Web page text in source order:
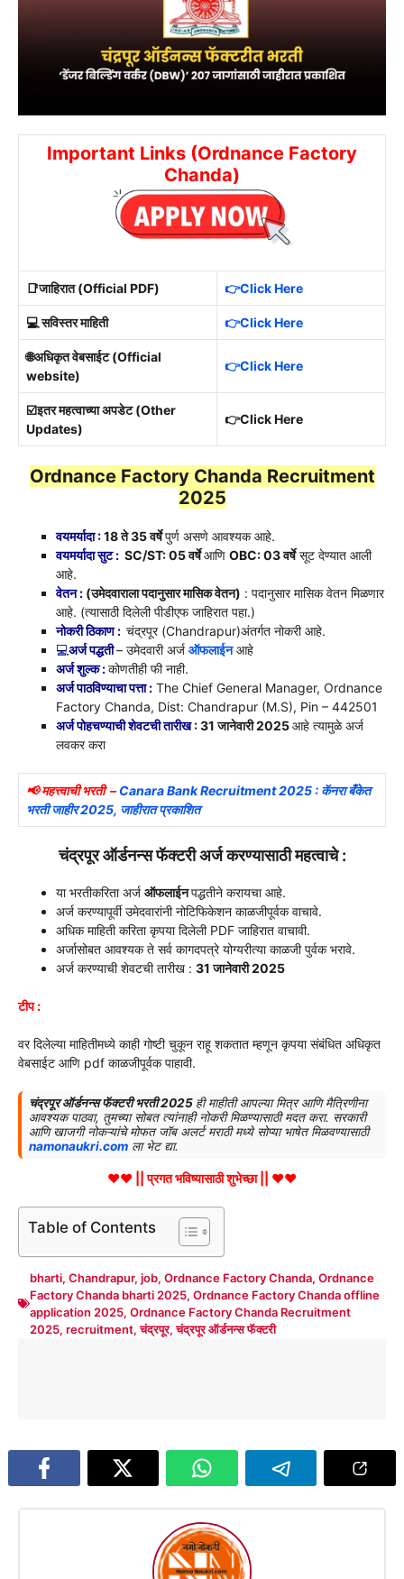
Important Links (Ordnance Factory
Chanda)
📑जाहिरात (Official PDF) 👉Click Here
💻 सविस्तर माहिती 👉Click Here
🌐अधिकृत वेबसाईट (Official
website)
👉Click Here
☑️इतर महत्वाच्या अपडेट (Other
Updates)
👉Click Here
Ordnance Factory Chanda Recruitment
2025
वयमर्यादा :18 ते 35 वर्षेपुर्ण असणे आवश्यक आहे.
वयमर्यादा सुट : SC/ST: 05 वर्षेआणि OBC: 03 वर्षेसूट देण्यात आली
आहे.
वेतन : (उमेदवाराला पदानुसार मासिक वेतन) : पदानुसार मासिक वेतन मिळणार
आहे. (त्यासाठी दिलेली पीडीएफ जाहिरात पहा.)
नोकरी ठिकाण : चंद्रपूर (Chandrapur)अंतर्गत नोकरी आहे.
💻अर्ज पद्धती– उमेदवारी अर्ज ऑफलाईनआहे
अर्ज शुल्क :कोणतीही फी नाही.
अर्ज पाठविण्याचा पत्ता : The Chief General Manager, Ordnance
Factory Chanda, Dist: Chandrapur (M.S), Pin – 442501
अर्ज पोहचण्याची शेवटची तारीख: 31 जानेवारी 2025आहे त्यामुळे अर्ज
लवकर करा
📢 महत्त्वाची भरती –Canara Bank Recruitment 2025 : कॅनरा बँकेत
भरती जाहीर 2025, जाहीरात प्रकाशित
चंद्रपूर ऑर्डनन्स फॅक्टरी अर्ज करण्यासाठी महत्वाचे :
या भरतीकरिता अर्ज ऑफलाईनपद्धतीने करायचा आहे.
अर्ज करण्यापूर्वी उमेदवारांनी नोटिफिकेशन काळजीपूर्वक वाचावे.
अधिक माहिती करिता कृपया दिलेली PDF जाहिरात वाचावी.
अर्जासोबत आवश्यक ते सर्व कागदपत्रे योग्यरीत्या काळजी पुर्वक भरावे.
अर्ज करण्याची शेवटची तारीख : 31 जानेवारी 2025
टीप :
वर दिलेल्या माहितीमध्ये काही गोष्टी चुकून राहू शकतात म्हणून कृपया संबंधित अधिकृत
वेबसाईट आणि pdf काळजीपूर्वक पाहावी.
चंद्रपूर ऑर्डनन्स फॅक्टरी भरती 2025 ही माहीती आपल्या मित्र आणि मैत्रिणीना
आवश्यक पाठवा, तुमच्या सोबत त्यांनाही नोकरी मिळण्यासाठी मदत करा. सरकारी
आणि खाजगी नोकऱ्यांचे मोफत जॉब अलर्ट मराठी मध्ये सोप्या भाषेत मिळवण्यासाठी
namonaukri.com ला भेट द्या.
♥♥ || प्रगत भविष्यासाठी शुभेच्छा || ♥♥
Table of Contents
bharti, Chandrapur, job, Ordnance Factory Chanda, Ordnance
Factory Chanda bharti 2025, Ordnance Factory Chanda offline
application 2025, Ordnance Factory Chanda Recruitment
2025, recruitment,चंद्रपूर,चंद्रपूर ऑर्डनन्स फॅक्टरी